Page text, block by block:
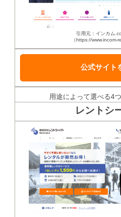
引用元：インカム
（https://www.incom-
公式サイト
用途によって選べる4
レントシ